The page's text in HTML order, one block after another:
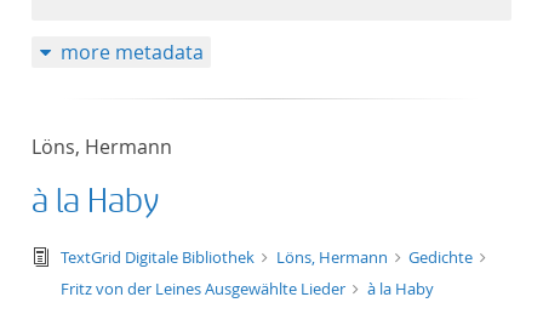
more metadata
Löns, Hermann
à la Haby
text/tg.edition+tg.aggregation+xml
TextGrid Digitale Bibliothek Löns, Hermann
Gedichte
Fritz von der Leines Ausgewählte Lieder
à la Haby